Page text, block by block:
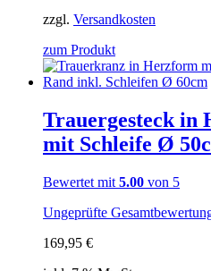
zzgl. Versandkosten
zum Produkt
Trauergesteck in
mit Schleife Ø
Bewertet mit 5.00 von 5
Ungeprüfte
169,95 €